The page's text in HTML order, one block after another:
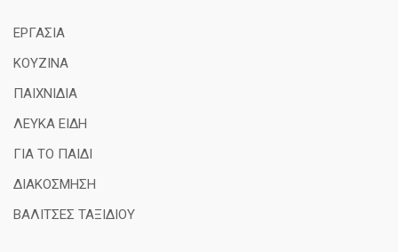
ΕΡΓΑΣΙΑ
ΚΟΥΖΙΝΑ
ΠΑΙΧΝΙΔΙΑ
ΛΕΥΚΑ ΕΙΔΗ
ΓΙΑ ΤΟ ΠΑΙΔΙ
ΔΙΑΚΟΣΜΗΣΗ
ΒΑΛΙΤΣΕΣ ΤΑΞΙΔΙΟΥ